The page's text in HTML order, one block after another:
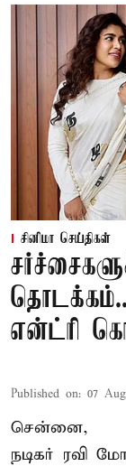
சினிமா செய்திகள்
என்ட்ரி
Published on: 07
சென்னை,
நடிகர் ரவி